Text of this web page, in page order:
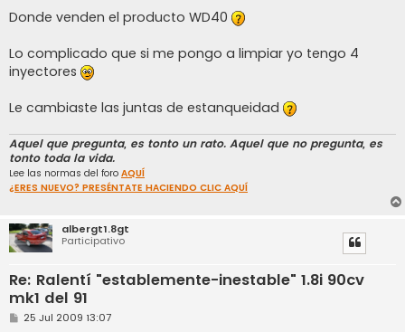
n
s
j
e
Donde venden el producto WD40
Lo complicado que si me pongo a limpiar yo tengo 4
inyectores
Le cambiaste las juntas de estanqueidad
Aquel que pregunta, es tonto un rato. Aquel que no pregunta, es
tonto toda la vida.
Lee las normas del foro AQUÍ
¿ERES NUEVO? PRESÉNTATE HACIENDO CLIC AQUÍ
albergt1.8gt
Participativo
Re: Ralentí "establemente-inestable" 1.8i 90cv
mk1 del 91
M
25 Jul 2009 13:07